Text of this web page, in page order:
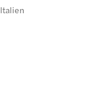
Italien